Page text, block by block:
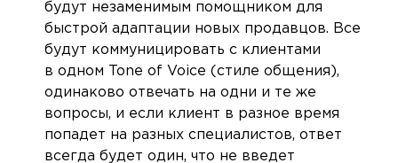
будут незаменимым помощником для
быстрой адаптации новых продавцов. Все
будут коммуницировать с клиентами
в одном Tone of Voice (стиле общения),
одинаково отвечать на одни и те же
вопросы, и если клиент в разное время
попадет на разных специалистов, ответ
всегда будет один, что не введет